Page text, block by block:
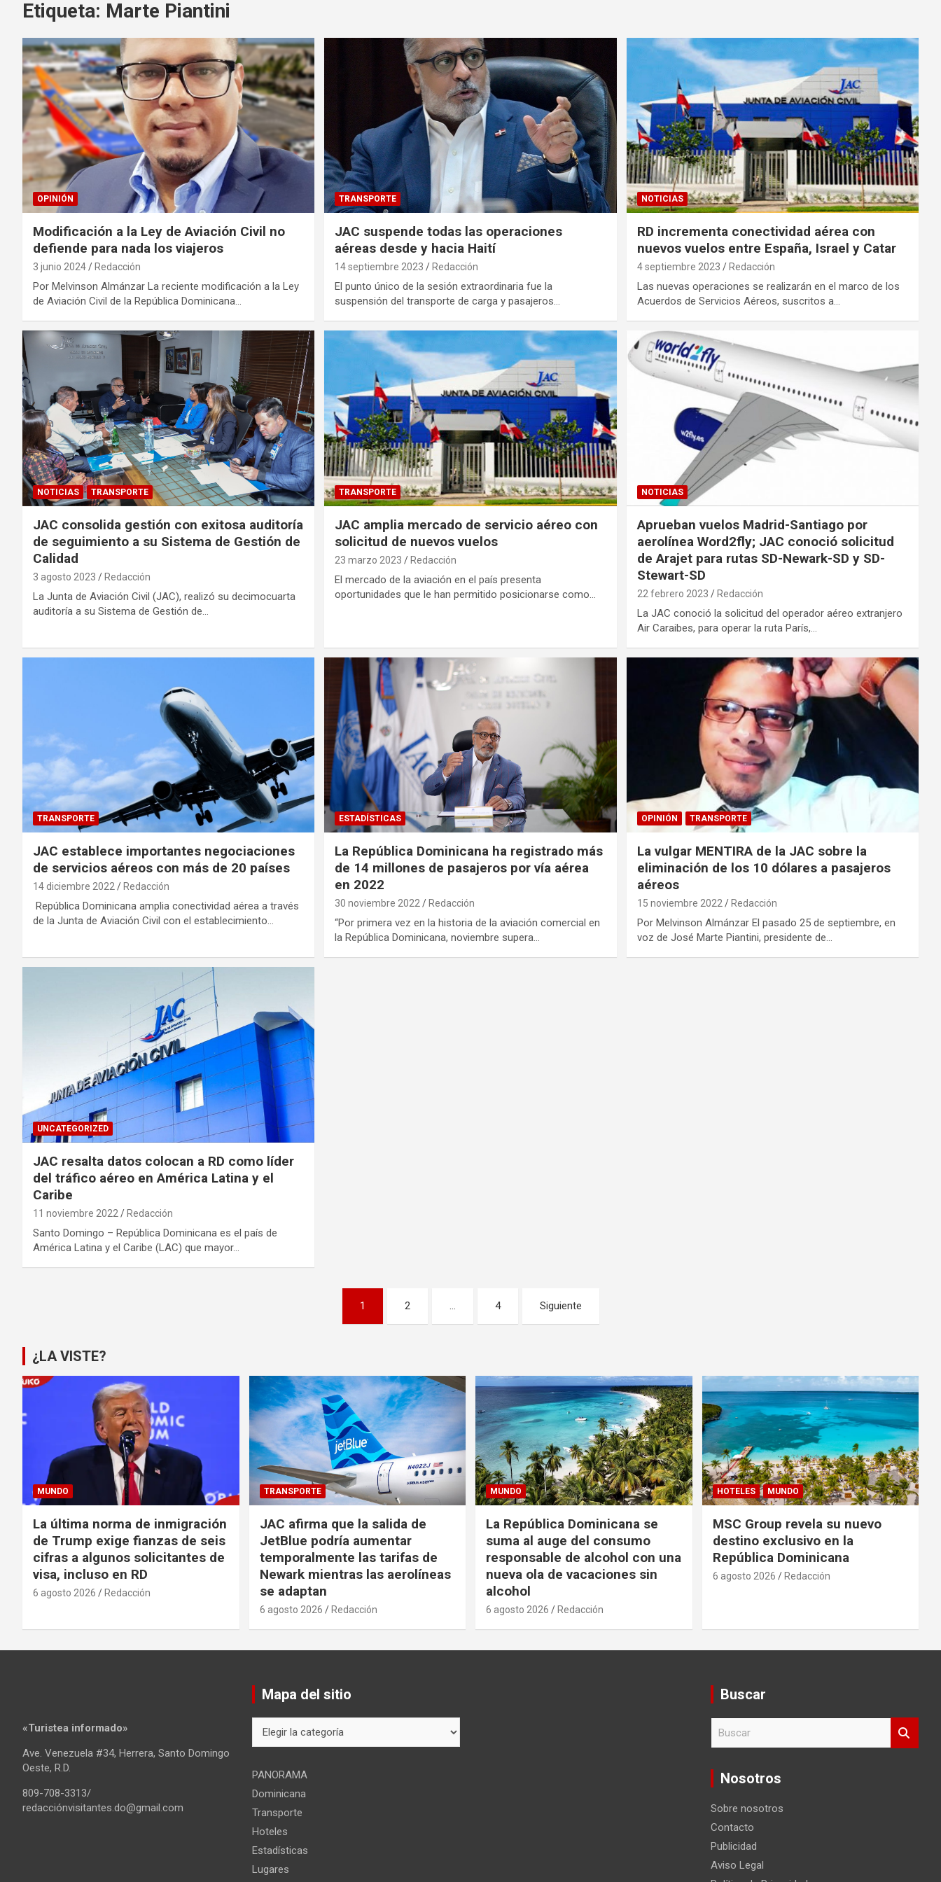
Etiqueta: Marte Piantini
OPINIÓN
Modificación a la Ley de Aviación Civil no
defiende para nada los viajeros
3 junio 2024 Redacción
Por Melvinson Almánzar La reciente modificación a la Ley
de Aviación Civil de la República Dominicana…
TRANSPORTE
JAC suspende todas las operaciones
aéreas desde y hacia Haití
14 septiembre 2023 Redacción
El punto único de la sesión extraordinaria fue la
suspensión del transporte de carga y pasajeros…
NOTICIAS
RD incrementa conectividad aérea con
nuevos vuelos entre España, Israel y Catar
4 septiembre 2023 Redacción
Las nuevas operaciones se realizarán en el marco de los
Acuerdos de Servicios Aéreos, suscritos a…
NOTICIAS TRANSPORTE
JAC consolida gestión con exitosa auditoría
de seguimiento a su Sistema de Gestión de
Calidad
3 agosto 2023 Redacción
La Junta de Aviación Civil (JAC), realizó su decimocuarta
auditoría a su Sistema de Gestión de…
TRANSPORTE
JAC amplia mercado de servicio aéreo con
solicitud de nuevos vuelos
23 marzo 2023 Redacción
El mercado de la aviación en el país presenta
oportunidades que le han permitido posicionarse como…
NOTICIAS
Aprueban vuelos Madrid-Santiago por
aerolínea Word2fly; JAC conoció solicitud
de Arajet para rutas SD-Newark-SD y SD-
Stewart-SD
22 febrero 2023 Redacción
La JAC conoció la solicitud del operador aéreo extranjero
Air Caraibes, para operar la ruta París,…
TRANSPORTE
JAC establece importantes negociaciones
de servicios aéreos con más de 20 países
14 diciembre 2022 Redacción
República Dominicana amplia conectividad aérea a través
de la Junta de Aviación Civil con el establecimiento…
ESTADÍSTICAS
La República Dominicana ha registrado más
de 14 millones de pasajeros por vía aérea
en 2022
30 noviembre 2022 Redacción
“Por primera vez en la historia de la aviación comercial en
la República Dominicana, noviembre supera…
OPINIÓN TRANSPORTE
La vulgar MENTIRA de la JAC sobre la
eliminación de los 10 dólares a pasajeros
aéreos
15 noviembre 2022 Redacción
Por Melvinson Almánzar El pasado 25 de septiembre, en
voz de José Marte Piantini, presidente de…
UNCATEGORIZED
JAC resalta datos colocan a RD como líder
del tráfico aéreo en América Latina y el
Caribe
11 noviembre 2022 Redacción
Santo Domingo – República Dominicana es el país de
América Latina y el Caribe (LAC) que mayor…
entradas
1 2 4 Siguiente
¿LA VISTE?
MUNDO
La última norma de inmigración
de Trump exige fianzas de seis
cifras a algunos solicitantes de
visa, incluso en RD
6 agosto 2026 Redacción
TRANSPORTE
JAC afirma que la salida de
JetBlue podría aumentar
temporalmente las tarifas de
Newark mientras las aerolíneas
se adaptan
6 agosto 2026 Redacción
MUNDO
La República Dominicana se
suma al auge del consumo
responsable de alcohol con una
nueva ola de vacaciones sin
alcohol
6 agosto 2026 Redacción
HOTELES MUNDO
MSC Group revela su nuevo
destino exclusivo en la
República Dominicana
6 agosto 2026 Redacción
«Turistea informado»
Ave. Venezuela #34, Herrera, Santo Domingo
Oeste, R.D.
809-708-3313/
redacciónvisitantes.do@gmail.com
Mapa del sitio
del
PANORAMA
Dominicana
Transporte
Hoteles
Estadísticas
Lugares
Buscar
c
Nosotros
Sobre nosotros
Contacto
Publicidad
Aviso Legal